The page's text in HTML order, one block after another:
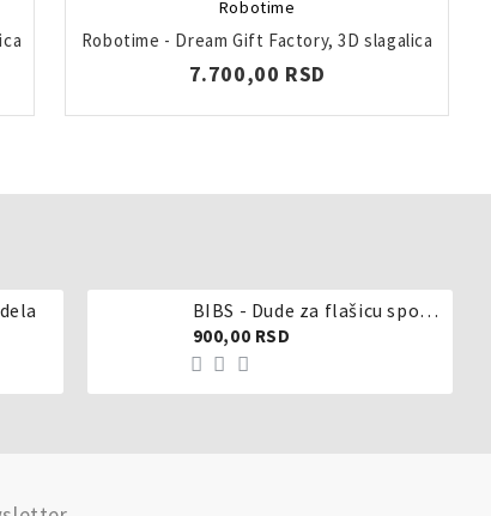
Robotime
Robotime - Dream Gift Factory, 3D slagalica
7.700,00 RSD
BIBS - Dude za flašicu sporijeg, srednjeg ili brzog protoka - silikon
900,00 RSD